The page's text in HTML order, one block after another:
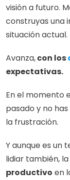
visión a futuro.
construyas una
situación actual.
Avanza, con los
expectativas.
En el momento
pasado y no
la frustración.
Y aunque es un
lidiar también,
productivo en